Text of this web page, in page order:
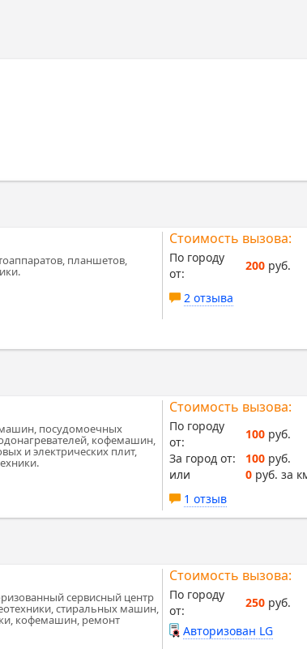
планшетов,
Стоимость вызова:
По городу
от:
200руб.
2 отзыва
посудомоечных
кофемашин,
и электрических плит,
Стоимость вызова:
По городу
от:
100руб.
За город от:
100руб.
или
0руб. за
1 отзыв
сервисный центр
стиральных машин,
кофемашин, ремонт
Стоимость вызова:
По городу
от:
250руб.
Авторизован LG